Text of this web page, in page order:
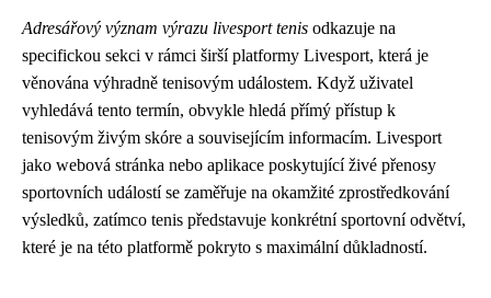
Adresářový význam výrazu livesport tenis odkazuje na
specifickou sekci v rámci širší platformy Livesport, která je
věnována výhradně tenisovým událostem. Když uživatel
vyhledává tento termín, obvykle hledá přímý přístup k
tenisovým živým skóre a souvisejícím informacím. Livesport
jako webová stránka nebo aplikace poskytující živé přenosy
sportovních událostí se zaměřuje na okamžité zprostředkování
výsledků, zatímco tenis představuje konkrétní sportovní odvětví,
které je na této platformě pokryto s maximální důkladností.